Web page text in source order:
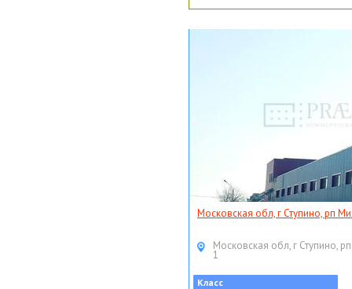
Московская обл, г Ступино, рп
Московская обл, г Ступино,
1
Класс